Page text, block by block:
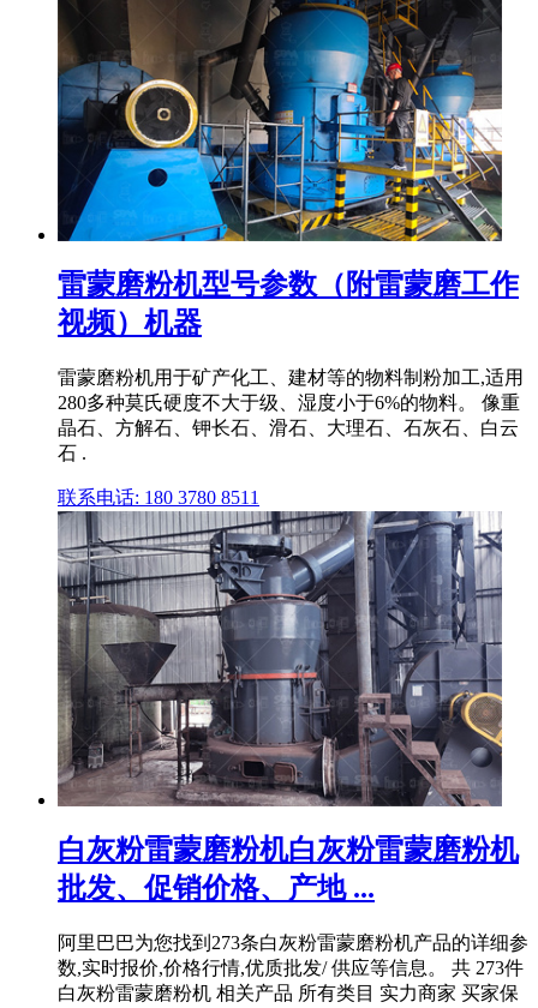
雷蒙磨粉机型号参数（附雷蒙磨工作
视频）机器
雷蒙磨粉机用于矿产化工、建材等的物料制粉加工,适用
280多种莫氏硬度不大于级、湿度小于6%的物料。 像重
晶石、方解石、钾长石、滑石、大理石、石灰石、白云
石 .
联系电话: 180 3780 8511
白灰粉雷蒙磨粉机白灰粉雷蒙磨粉机
批发、促销价格、产地 ...
阿里巴巴为您找到273条白灰粉雷蒙磨粉机产品的详细参
数,实时报价,价格行情,优质批发/ 供应等信息。 共 273件
白灰粉雷蒙磨粉机 相关产品 所有类目 实力商家 买家保